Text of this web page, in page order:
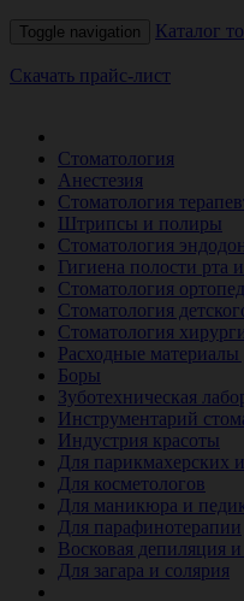
Toggle navigation Каталог
Скачать прайс-лист
Стоматология
Анестезия
Стоматология
Штрипсы и полиры
Стоматология
Гигиена полости рта
Стоматология
Стоматология
Стоматология
Расходные материалы
Боры
Зуботехническая
Инструментарий
Индустрия красоты
Для парикмахерских
Для косметологов
Для маникюра и
Для парафинотерапии
Восковая депиляция
Для загара и солярия